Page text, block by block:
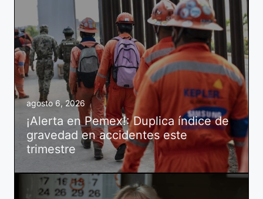
agosto 6, 2026
¡Alerta en Pemex!: Duplica índice de
gravedad en accidentes este
trimestre